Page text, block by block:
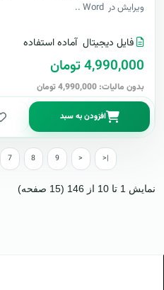
ویرایش در Word ..
فایل دیجیتال آماده استفاده
4,990,000 تومان
بدون مالیات: 4,990,000 تومان
افزودن به سبد
7 8 9 > >|
نمایش 1 تا 10 از 146 (15 صفحه)